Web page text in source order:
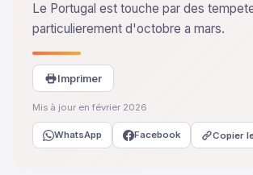
Le Portugal est touche par des
particulierement d'octobre a mars.
Imprimer
Mis à jour en février 2026
WhatsApp Facebook Copier